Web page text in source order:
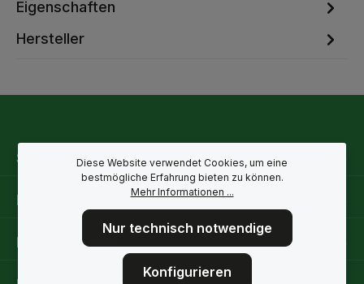
Eigenschaften
Hersteller
Service-Hotline
Rechtliche Hinweise
Informationen
Diese Website verwendet Cookies, um eine
bestmögliche Erfahrung bieten zu können.
Mehr Informationen ...
Nur technisch notwendige
Konfigurieren